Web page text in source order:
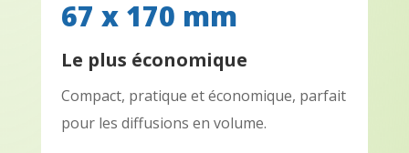
67 x 170 mm
Le plus économique
Compact, pratique et économique, parfait
pour les diffusions en volume.